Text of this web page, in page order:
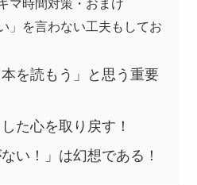
マ時間対策・おまけ
」を言わない工夫もしてお
を読もう」と思う重要
た心を取り戻す！
い！」は幻想である！